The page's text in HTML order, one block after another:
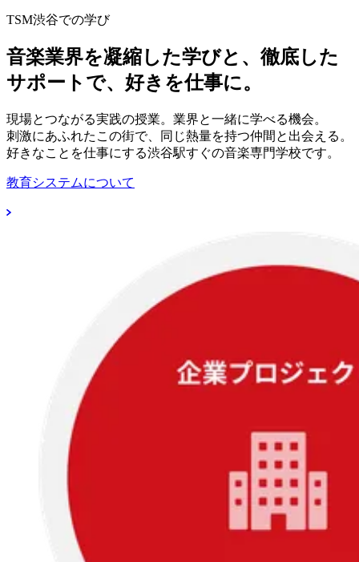
TSM渋谷での学び
音楽業界を凝縮した学びと、 徹底した
サポートで、好きを仕事に。
現場とつながる実践の授業。業界と一緒に学べる機会。
刺激にあふれたこの街で、同じ熱量を持つ仲間と出会える。
好きなことを仕事にする渋谷駅すぐの音楽専門学校です。
教育システムについて